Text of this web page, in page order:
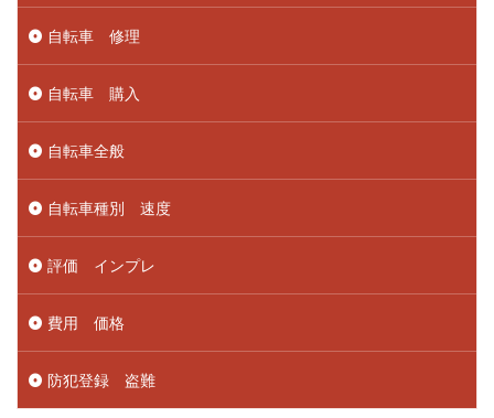
自転車 修理
自転車 購入
自転車全般
自転車種別 速度
評価 インプレ
費用 価格
防犯登録 盗難